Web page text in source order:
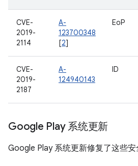
CVE-
2019-
2114
A-
123700348
[2]
EoP
CVE-
2019-
2187
A-
124940143
ID
Google Play 系统更新
Google Play 系统更新修复了这些安